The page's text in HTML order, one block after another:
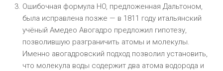
Ошибочная формула HO, предложенная Дальтоном,
была исправлена позже — в 1811 году итальянский
учёный Амедео Авогадро предложил гипотезу,
позволившую разграничить атомы и молекулы.
Именно авогадровский подход позволил установить,
что молекула воды содержит два атома водорода и